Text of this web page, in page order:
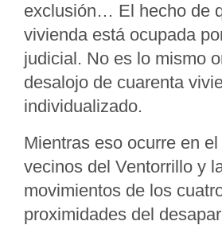
exclusión… El hecho de
vivienda está ocupada
judicial. No es lo mismo
desalojo de cuarenta
individualizado.
Mientras eso ocurre en
vecinos del Ventorrillo y
movimientos de los
proximidades del